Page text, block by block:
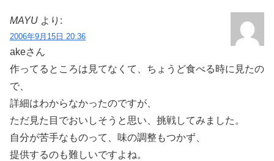
MAYU より:
2006年9月15日 20:36
akeさん
作ってるところは見てなくて、ちょうど食べる時に見たの
で、
詳細はわからなかったのですが、
ただ見た目でおいしそうと思い、挑戦してみました。
自分が苦手なものって、味の調整もつかず、
提供するのも難しいですよね。